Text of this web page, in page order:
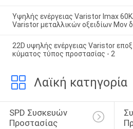
Υψηλής ενέργειας Varistor Imax
Varistor μεταλλικών οξειδίων Mov
22D υψηλής ενέργειας Varistor
κύματος τύπος προστασίας - 2
Λαϊκή κατηγορία
SPD Συσκευών
Προστασίας